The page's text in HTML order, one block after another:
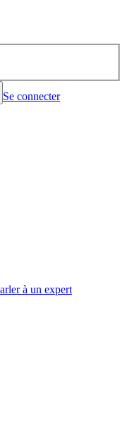
Se connecter
à un expert